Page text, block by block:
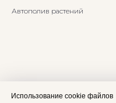
Автополив растений
Использование cookie файлов